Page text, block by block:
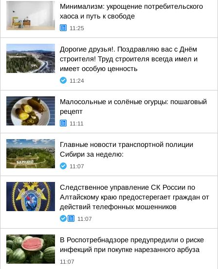
Минимализм: укрощение потребительского
хаоса и путь к свободе
11:25
Дорогие друзья!. Поздравляю вас с Днём
строителя! Труд строителя всегда имел и
имеет особую ценность
11:24
Малосольные и солёные огурцы: пошаговый
рецепт
11:11
Главные новости транспортной полиции
Сибири за неделю:
11:07
Следственное управление СК России по
Алтайскому краю предостерегает граждан от
действий телефонных мошенников
11:07
В Роспотребнадзоре предупредили о риске
инфекций при покупке нарезанного арбуза
11:07